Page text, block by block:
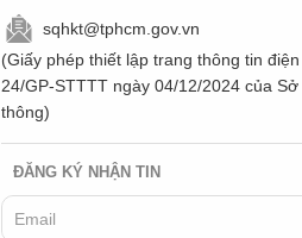
sqhkt@tphcm.gov.vn
(Giấy phép thiết lập trang thông tin
24/GP-STTTT ngày 04/12/2024 của
thông)
ĐĂNG KÝ NHẬN TIN